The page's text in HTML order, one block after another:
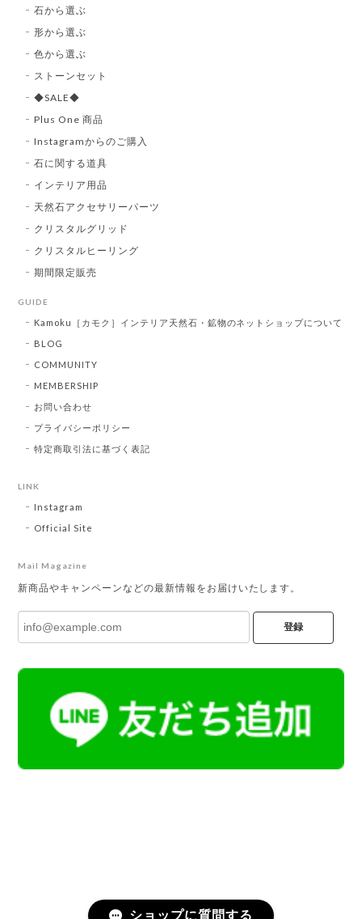
石から選ぶ
形から選ぶ
色から選ぶ
ストーンセット
◆SALE◆
Plus One 商品
Instagramからのご購入
石に関する道具
インテリア用品
天然石アクセサリーパーツ
クリスタルグリッド
クリスタルヒーリング
期間限定販売
GUIDE
Kamoku［カモク］インテリア天然石・鉱物のネットショップについて
BLOG
COMMUNITY
MEMBERSHIP
お問い合わせ
プライバシーポリシー
特定商取引法に基づく表記
LINK
Instagram
Official Site
Mail Magazine
新商品やキャンペーンなどの最新情報をお届けいたします。
登録
ショップに質問する